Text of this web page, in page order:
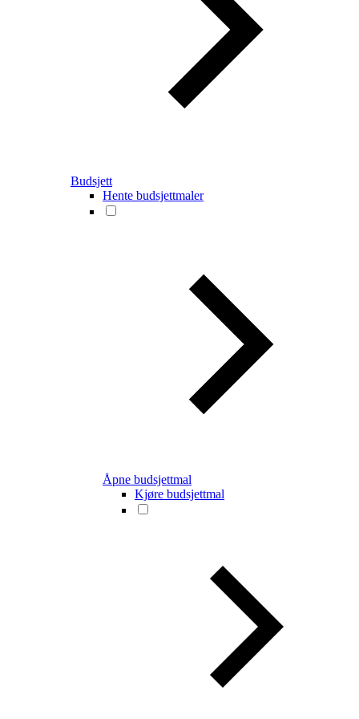
Budsjett
Hente budsjettmaler
Åpne budsjettmal
Kjøre budsjettmal